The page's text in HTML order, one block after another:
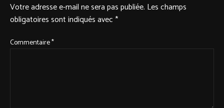
Votre adresse e-mail ne sera pas publiée. Les champs
obligatoires sont indiqués avec*
Commentaire*